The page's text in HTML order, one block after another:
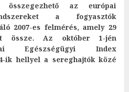
az európai
a fogyasztók
2007-es felmérés, amely 29
össze. Az október 1-jén
Egészségügyi Index
ik hellyel a sereghajtók közé